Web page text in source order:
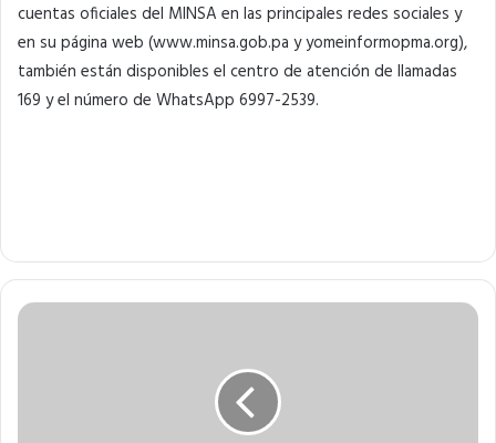
cuentas oficiales del MINSA en las principales redes sociales y
en su página web (www.minsa.gob.pa y yomeinformopma.org),
también están disponibles el centro de atención de llamadas
169 y el número de WhatsApp 6997-2539.